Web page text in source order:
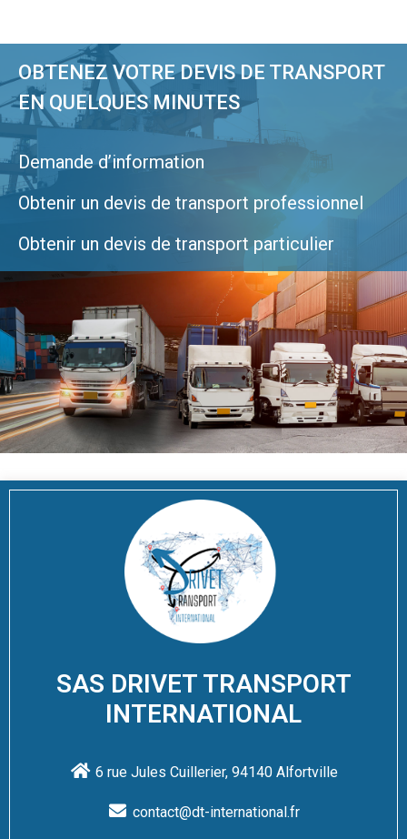
OBTENEZ VOTRE DEVIS DE TRANSPORT
EN QUELQUES MINUTES
Demande d’information
Obtenir un devis de transport professionnel
Obtenir un devis de transport particulier
SAS DRIVET TRANSPORT
INTERNATIONAL
6 rue Jules Cuillerier, 94140 Alfortville
contact@dt-international.fr